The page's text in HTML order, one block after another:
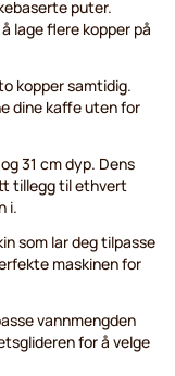
puter.
lage flere kopper på
kopper samtidig.
dine kaffe uten for
31 cm dyp. Dens
tillegg til ethvert
i.
som lar deg tilpasse
maskinen for
vannmengden
for å velge